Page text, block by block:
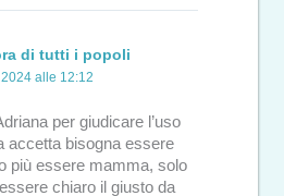
di tutti i popoli
alle 12:12
per giudicare l’uso
accetta bisogna essere
più essere mamma, solo
chiaro il giusto da